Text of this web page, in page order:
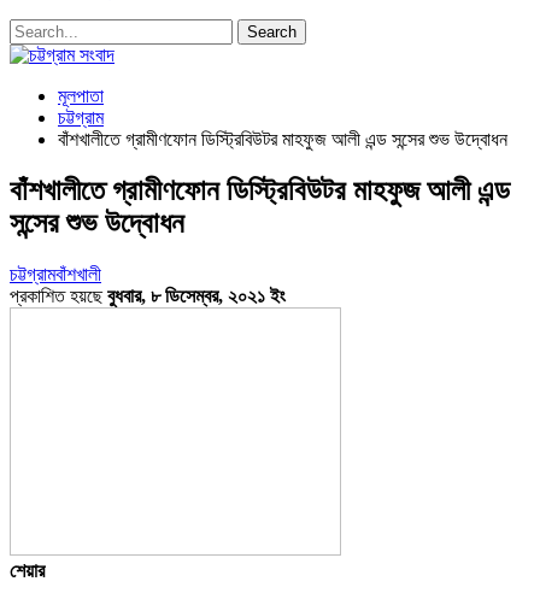
মূলপাতা
চট্টগ্রাম
বাঁশখালীতে গ্রামীণফোন ডিস্ট্রিবিউটর মাহফুজ আলী এন্ড সন্সের শুভ উদ্বোধন
বাঁশখালীতে গ্রামীণফোন ডিস্ট্রিবিউটর মাহফুজ আলী এন্ড
সন্সের শুভ উদ্বোধন
চট্টগ্রামবাঁশখালী
প্রকাশিত হয়ছেবুধবার, ৮ ডিসেম্বর, ২০২১ ইং
শেয়ার